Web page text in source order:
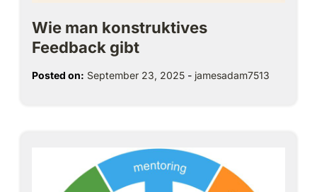
Wie man konstruktives
Feedback gibt
Posted on: September 23, 2025 - jamesadam7513